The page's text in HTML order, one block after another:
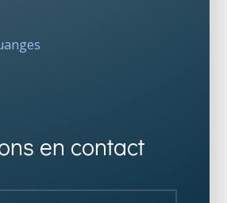
en contact